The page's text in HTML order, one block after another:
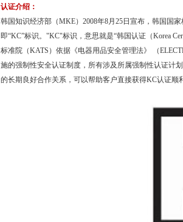
认证介绍：
韩国知识经济部（MKE）2008年8月25日宣布，韩国国
即“KC”标识。"KC"标识，意思就是“韩国认证（Korea
标准院（KATS）依据《电器用品安全管理法》 （
施的强制性安全认证制度，所有涉及所属强制性认证计
的长期良好合作关系，可以帮助客户直接获得KC认证顺